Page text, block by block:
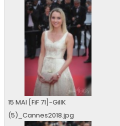
15 MAI [FiF 71]-GillK
(5)_Cannes2018.jpg